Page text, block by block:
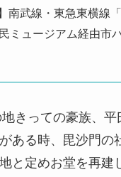
南武線・東急東横線
ミュージアム経由市
きっての豪族、平
がある時、毘沙門の
と定めお堂を再建